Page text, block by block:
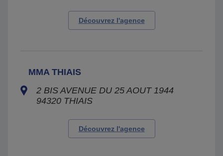
Découvrez l'agence
MMA THIAIS
2 BIS AVENUE DU 25 AOUT 1944
94320 THIAIS
Découvrez l'agence